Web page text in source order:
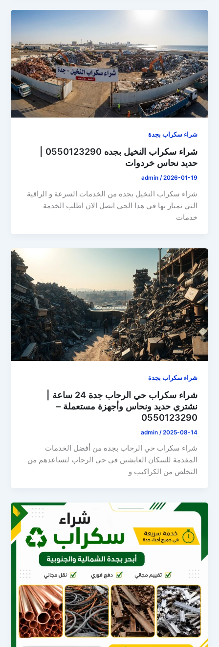
شراء سكراب بجدة
حديد نحاس خردوات
admin /2026-01-19
شراء سكراب النخيل بجده من الخدمات السرعة و الراقية
التي نمتاز بها في هذا الحي اتصل الان اطلب الخدمة
خدمات
شراء سكراب بجدة
شراء سكراب حي الرحاب جدة 24 ساعة |
نشتري حديد ونحاس وأجهزة مستعملة –
0550123290
admin /2025-08-14
شراء سكراب حي الرحاب بجده من أفضل الخدمات
المقدمة للسكان العايشين في حي الرحاب لتساعدهم من
التخلص من الكراكيب و